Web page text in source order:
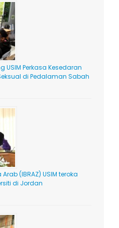
Perkasa Kesedaran
di Pedalaman Sabah
(IBRAZ) USIM teroka
di Jordan